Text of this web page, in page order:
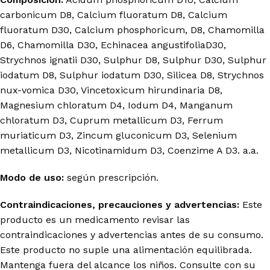
carbonicum D8, Calcium fluoratum D8, Calcium
fluoratum D30, Calcium phosphoricum, D8, Chamomilla
D6, Chamomilla D30, Echinacea angustifoliaD30,
Strychnos ignatii D30, Sulphur D8, Sulphur D30, Sulphur
iodatum D8, Sulphur iodatum D30, Silicea D8, Strychnos
nux-vomica D30, Vincetoxicum hirundinaria D8,
Magnesium chloratum D4, Iodum D4, Manganum
chloratum D3, Cuprum metallicum D3, Ferrum
muriaticum D3, Zincum gluconicum D3, Selenium
metallicum D3, Nicotinamidum D3, Coenzime A D3. a.a.
Modo de uso: según prescripción.
Contraindicaciones, precauciones y advertencias: Este
producto es un medicamento revisar las
contraindicaciones y advertencias antes de su consumo.
Este producto no suple una alimentación equilibrada.
Mantenga fuera del alcance los niños. Consulte con su